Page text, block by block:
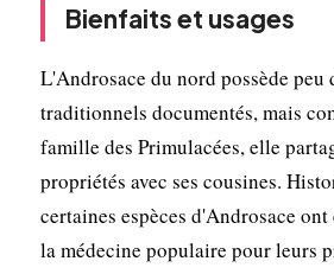
Bienfaits et usages
L'Androsace du nord possède peu
traditionnels documentés, mais
famille des Primulacées, elle
propriétés avec ses cousines.
certaines espèces d'Androsace
la médecine populaire pour leurs